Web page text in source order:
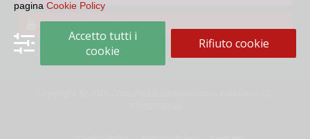
Seguici su YouTube
pagina Cookie Policy
Accetto tutti i
cookie
Rifiuto cookie